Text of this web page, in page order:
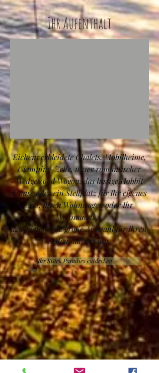
Ihr Aufenthalt
Eichenverkleidete Chalets, Mobilheime,
Glamping-Zelte, unser romantischer
Wedgewood Wagon, das lustige Hobbit
House oder ein Stellplatz fürIhr eigenes
Zelt, Ihren Wohnwagen oder Ihr
Wohnmobil …
wir bieten eine große Auswahl für Ihren
Aufenthalt bei uns.
Ihr Stück Paradies entdecken